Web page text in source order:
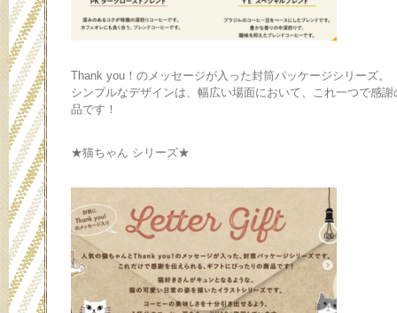
Thank you！のメッセージが入った封筒パッケージシリーズ。
シンプルなデザインは、幅広い場面において、これ一つで感
品です！
★猫ちゃん シリーズ★